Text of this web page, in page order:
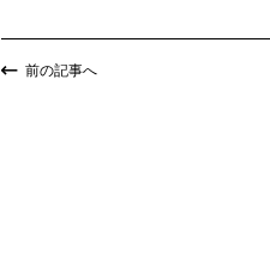
前の記事へ